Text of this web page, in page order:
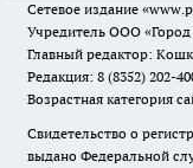
Сетевое издание
Учредитель ООО «Город
Главный редактор:
Редакция: 8 (8352) 202-
Возрастная категория
Свидетельство о
выдано Федеральной